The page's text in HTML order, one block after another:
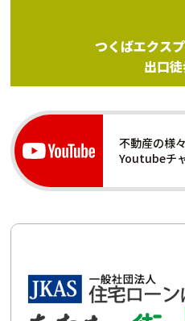
つくばエクス
出口
不動産の様
Youtubeチ